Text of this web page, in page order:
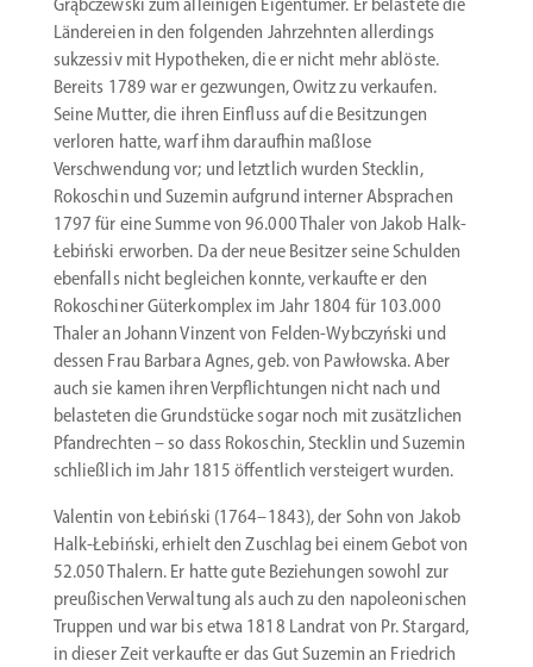
Lände­reien in den folgenden Jahrzehnten aller­dings
sukzessiv mit Hypotheken, die er nicht mehr ablöste.
Bereits 1789 war er gezwungen, Owitz zu verkaufen.
Seine Mutter, die ihren Einfluss auf die Besit­zungen
verloren hatte, warf ihm daraufhin maßlose
Verschwendung vor; und letztlich wurden Stecklin,
Rokoschin und Suzemin aufgrund interner Absprachen
1797 für eine Summe von 96.000 Thaler von Jakob Halk-
Łebiński erworben. Da der neue Besitzer seine Schulden
ebenfalls nicht begleichen konnte, verkaufte er den
Rokoschiner Güter­komplex im Jahr 1804 für 103.000
Thaler an Johann Vinzent von Felden-Wybczyński und
dessen Frau Barbara Agnes, geb. von Pawłowska. Aber
auch sie kamen ihren Verpflich­tungen nicht nach und
belas­teten die Grund­stücke sogar noch mit zusätz­lichen
Pfand­rechten – so dass Rokoschin, Stecklin und Suzemin
schließlich im Jahr 1815 öffentlich versteigert wurden.
Valentin von Łebiński (1764–1843), der Sohn von Jakob
Halk-Łebiński, erhielt den Zuschlag bei einem Gebot von
52.050 Thalern. Er hatte gute Bezie­hungen sowohl zur
preußi­schen Verwaltung als auch zu den napoleo­ni­schen
Truppen und war bis etwa 1818 Landrat von Pr. Stargard,
in dieser Zeit verkaufte er das Gut Suzemin an Friedrich